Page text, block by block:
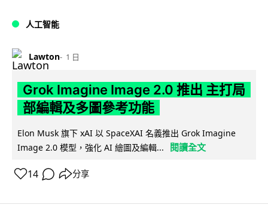
人工智能
Lawton 1 日
Grok Imagine Image 2.0 推出 主打局
部編輯及多圖參考功能
Elon Musk 旗下 xAI 以 SpaceXAI 名義推出 Grok Imagine
Image 2.0 模型，強化 AI 繪圖及編輯...
閱讀全文
14 分享